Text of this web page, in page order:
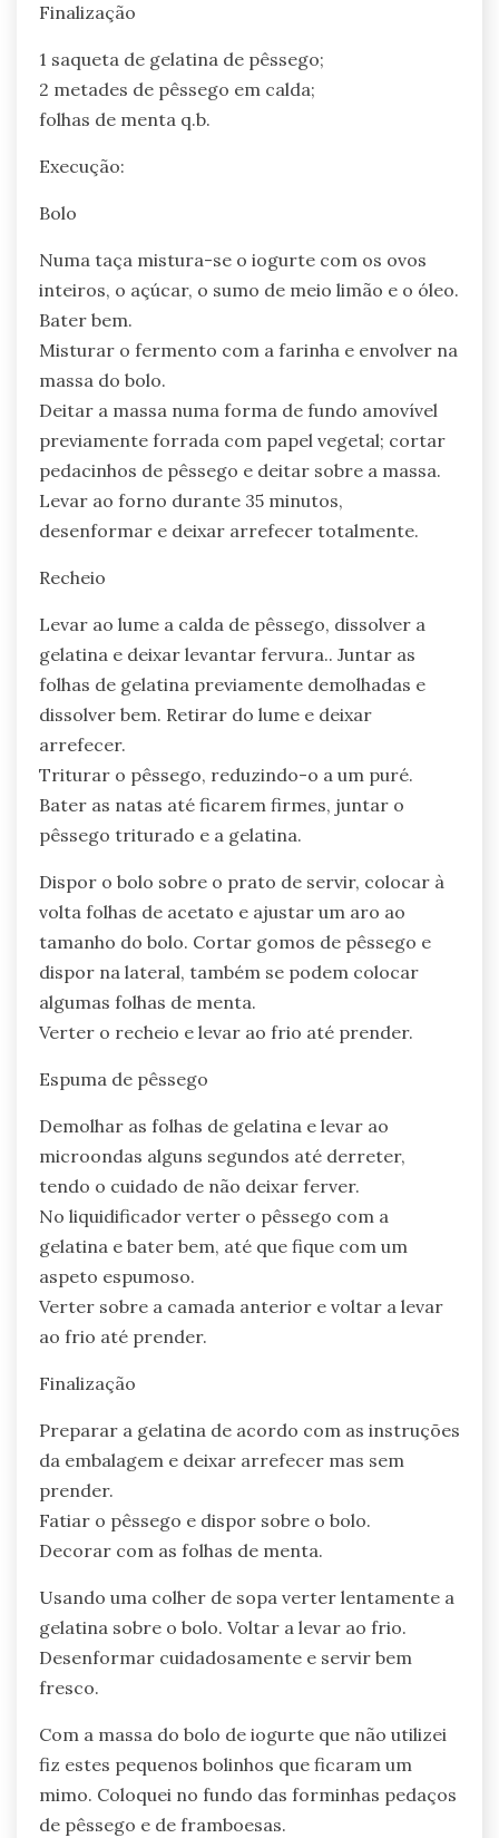
Finalização
1 saqueta de gelatina de pêssego;
2 metades de pêssego em calda;
folhas de menta q.b.
Execução:
Bolo
Numa taça mistura-se o iogurte com os ovos
inteiros, o açúcar, o sumo de meio limão e o óleo.
Bater bem.
Misturar o fermento com a farinha e envolver na
massa do bolo.
Deitar a massa numa forma de fundo amovível
previamente forrada com papel vegetal; cortar
pedacinhos de pêssego e deitar sobre a massa.
Levar ao forno durante 35 minutos,
desenformar e deixar arrefecer totalmente.
Recheio
Levar ao lume a calda de pêssego, dissolver a
gelatina e deixar levantar fervura.. Juntar as
folhas de gelatina previamente demolhadas e
dissolver bem. Retirar do lume e deixar
arrefecer.
Triturar o pêssego, reduzindo-o a um puré.
Bater as natas até ficarem firmes, juntar o
pêssego triturado e a gelatina.
Dispor o bolo sobre o prato de servir, colocar à
volta folhas de acetato e ajustar um aro ao
tamanho do bolo. Cortar gomos de pêssego e
dispor na lateral, também se podem colocar
algumas folhas de menta.
Verter o recheio e levar ao frio até prender.
Espuma de pêssego
Demolhar as folhas de gelatina e levar ao
microondas alguns segundos até derreter,
tendo o cuidado de não deixar ferver.
No liquidificador verter o pêssego com a
gelatina e bater bem, até que fique com um
aspeto espumoso.
Verter sobre a camada anterior e voltar a levar
ao frio até prender.
Finalização
Preparar a gelatina de acordo com as instruções
da embalagem e deixar arrefecer mas sem
prender.
Fatiar o pêssego e dispor sobre o bolo.
Decorar com as folhas de menta.
Usando uma colher de sopa verter lentamente a
gelatina sobre o bolo. Voltar a levar ao frio.
Desenformar cuidadosamente e servir bem
fresco.
Com a massa do bolo de iogurte que não utilizei
fiz estes pequenos bolinhos que ficaram um
mimo. Coloquei no fundo das forminhas pedaços
de pêssego e de framboesas.